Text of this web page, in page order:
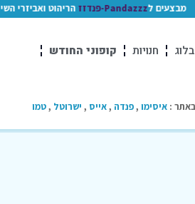
מבצעים לPandazzz-פנדזז הריהוט ואביזרי השינה
בלוג חנויות קופוני החודש
: איסימו ,פנדה ,אייס , ישרוטל ,טמו